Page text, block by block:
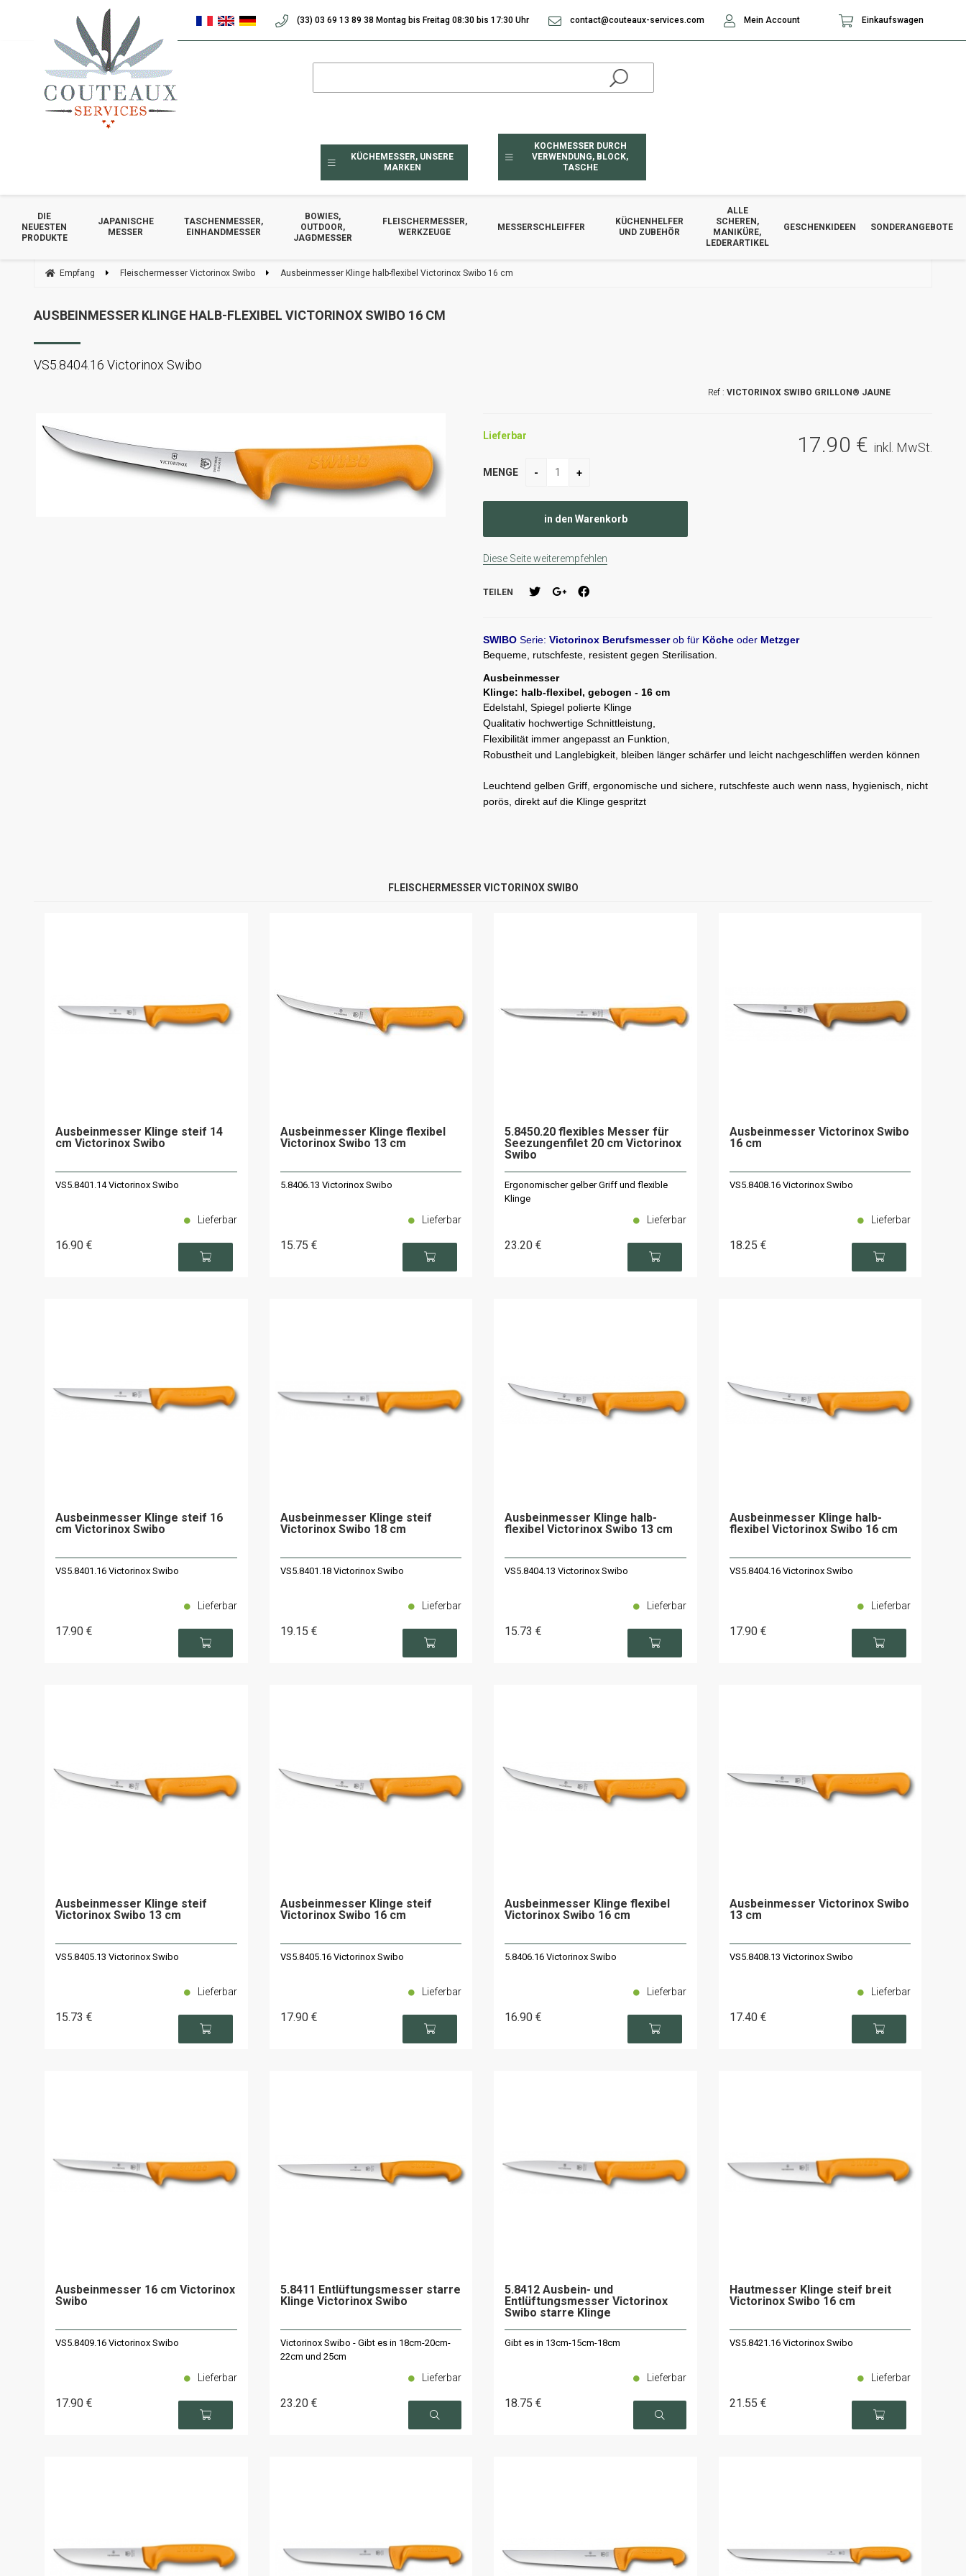
KÜCHEMESSER, UNSERE
MARKEN
KOCHMESSER DURCH
VERWENDUNG, BLOCK,
TASCHE
DIE
NEUESTEN
PRODUKTE
JAPANISCHE
MESSER
TASCHENMESSER,
EINHANDMESSER
BOWIES,
OUTDOOR,
JAGDMESSER
FLEISCHERMESSER,
WERKZEUGE
MESSERSCHLEIFFER
KÜCHENHELFER
UND ZUBEHÖR
ALLE
SCHEREN,
MANIKÜRE,
LEDERARTIKEL
GESCHENKIDEEN SONDERANGEBOTE
Empfang Fleischermesser Victorinox Swibo Ausbeinmesser Klinge halb-flexibel Victorinox Swibo 16 cm
AUSBEINMESSER KLINGE HALB-FLEXIBEL VICTORINOX SWIBO 16 CM
VS5.8404.16 Victorinox Swibo
VICTORINOX SWIBO GRILLON® JAUNE
17.90 € inkl. MwSt.
Lieferbar
MENGE
Diese Seite weiterempfehlen
TEILEN
SWIBO Serie: Victorinox Berufsmesserob für Köche oder Metzger
Bequeme, rutschfeste, resistent gegen Sterilisation.
Ausbeinmesser
Klinge: halb-flexibel, gebogen - 16 cm
Edelstahl, Spiegel polierte Klinge
Qualitativ hochwertige Schnittleistung,
Flexibilität immer angepasst an Funktion,
Robustheit und Langlebigkeit, bleiben länger schärfer und leicht nachgeschliffen werden können
Leuchtend gelben Griff, ergonomische und sichere, rutschfeste auch wenn nass, hygienisch, nicht
porös, direkt auf die Klinge gespritzt
FLEISCHERMESSER VICTORINOX SWIBO
Ausbeinmesser Klinge steif 14
cm Victorinox Swibo
VS5.8401.14 Victorinox Swibo
16.90 €
Lieferbar
Ausbeinmesser Klinge flexibel
Victorinox Swibo 13 cm
5.8406.13 Victorinox Swibo
15.75 €
Lieferbar
5.8450.20 flexibles Messer für
Seezungenfilet 20 cm Victorinox
Swibo
Ergonomischer gelber Griff und flexible
Klinge
23.20 €
Lieferbar
Ausbeinmesser Victorinox Swibo
16 cm
VS5.8408.16 Victorinox Swibo
18.25 €
Lieferbar
Ausbeinmesser Klinge steif 16
cm Victorinox Swibo
VS5.8401.16 Victorinox Swibo
17.90 €
Lieferbar
Ausbeinmesser Klinge steif
Victorinox Swibo 18 cm
VS5.8401.18 Victorinox Swibo
19.15 €
Lieferbar
Ausbeinmesser Klinge halb-
flexibel Victorinox Swibo 13 cm
VS5.8404.13 Victorinox Swibo
15.73 €
Lieferbar
Ausbeinmesser Klinge halb-
flexibel Victorinox Swibo 16 cm
VS5.8404.16 Victorinox Swibo
17.90 €
Lieferbar
Ausbeinmesser Klinge steif
Victorinox Swibo 13 cm
VS5.8405.13 Victorinox Swibo
15.73 €
Lieferbar
Ausbeinmesser Klinge steif
Victorinox Swibo 16 cm
VS5.8405.16 Victorinox Swibo
17.90 €
Lieferbar
Ausbeinmesser Klinge flexibel
Victorinox Swibo 16 cm
5.8406.16 Victorinox Swibo
16.90 €
Lieferbar
Ausbeinmesser Victorinox Swibo
13 cm
VS5.8408.13 Victorinox Swibo
17.40 €
Lieferbar
Ausbeinmesser 16 cm Victorinox
Swibo
VS5.8409.16 Victorinox Swibo
17.90 €
Lieferbar
5.8411 Entlüftungsmesser starre
Klinge Victorinox Swibo
Victorinox Swibo - Gibt es in 18cm-20cm-
22cm und 25cm
23.20 €
Lieferbar
5.8412 Ausbein- und
Entlüftungsmesser Victorinox
Swibo starre Klinge
Gibt es in 13cm-15cm-18cm
18.75 €
Lieferbar
Hautmesser Klinge steif breit
Victorinox Swibo 16 cm
VS5.8421.16 Victorinox Swibo
21.55 €
Lieferbar
(33) 03 69 13 89 38 Montag bis Freitag 08:30 bis 17:30 Uhr contact@couteaux-services.com Mein Account Einkaufswagen